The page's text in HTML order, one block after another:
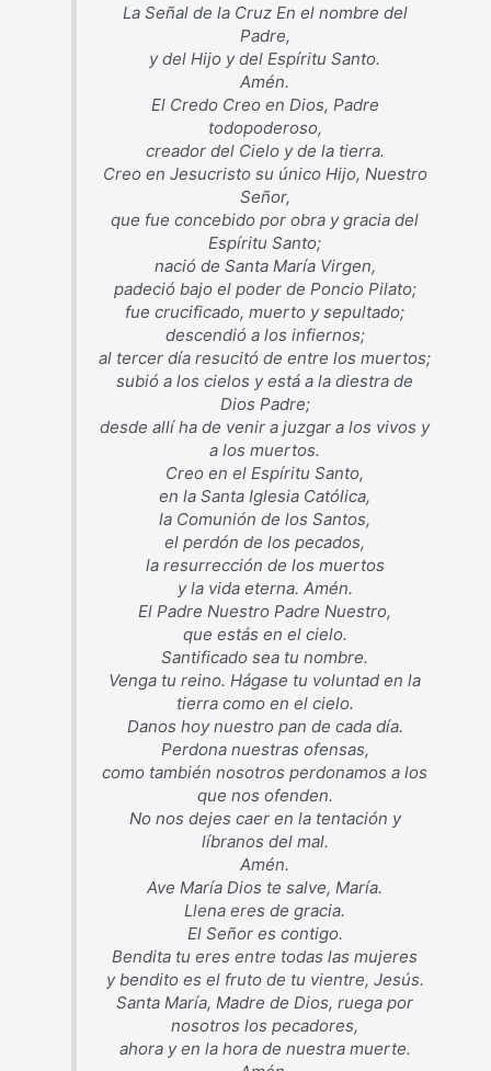
La Señal de la Cruz En el nombre del
Padre,
y del Hijo y del Espíritu Santo.
Amén.
El Credo Creo en Dios, Padre
todopoderoso,
creador del Cielo y de la tierra.
Creo en Jesucristo su único Hijo, Nuestro
Señor,
que fue concebido por obra y gracia del
Espíritu Santo;
nació de Santa María Virgen,
padeció bajo el poder de Poncio Pilato;
fue crucificado, muerto y sepultado;
descendió a los infiernos;
al tercer día resucitó de entre los muertos;
subió a los cielos y está a la diestra de
Dios Padre;
desde allí ha de venir a juzgar a los vivos y
a los muertos.
Creo en el Espíritu Santo,
en la Santa Iglesia Católica,
la Comunión de los Santos,
el perdón de los pecados,
la resurrección de los muertos
y la vida eterna. Amén.
El Padre Nuestro Padre Nuestro,
que estás en el cielo.
Santificado sea tu nombre.
Venga tu reino. Hágase tu voluntad en la
tierra como en el cielo.
Danos hoy nuestro pan de cada día.
Perdona nuestras ofensas,
como también nosotros perdonamos a los
que nos ofenden.
No nos dejes caer en la tentación y
líbranos del mal.
Amén.
Ave María Dios te salve, María.
Llena eres de gracia.
El Señor es contigo.
Bendita tu eres entre todas las mujeres
y bendito es el fruto de tu vientre, Jesús.
Santa María, Madre de Dios, ruega por
nosotros los pecadores,
ahora y en la hora de nuestra muerte.